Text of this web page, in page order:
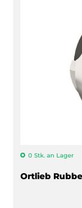
0 Stk. an Lager
Ortlieb